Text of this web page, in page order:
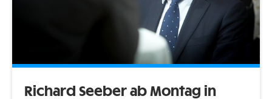
Richard Seeber ab Montag in